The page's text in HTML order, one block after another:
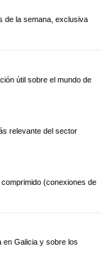
de la semana, exclusiva
útil sobre el mundo de
relevante del sector
(conexiones de
en Galicia y sobre los